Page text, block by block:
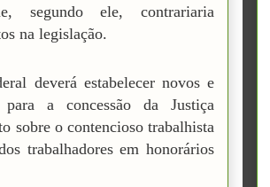
segundo ele, contrariaria
na legislação.
deverá estabelecer novos e
a concessão da Justiça
sobre o contencioso trabalhista
trabalhadores em honorários